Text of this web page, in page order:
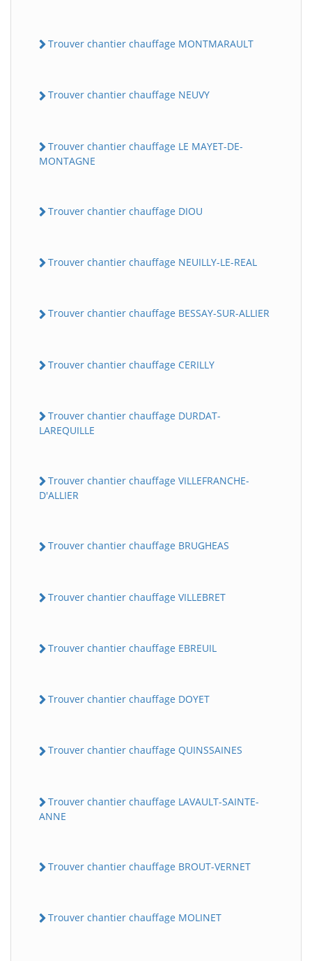
Trouver chantier chauffage MONTMARAULT
Trouver chantier chauffage NEUVY
Trouver chantier chauffage LE MAYET-DE-
MONTAGNE
Trouver chantier chauffage DIOU
Trouver chantier chauffage NEUILLY-LE-REAL
Trouver chantier chauffage BESSAY-SUR-ALLIER
Trouver chantier chauffage CERILLY
Trouver chantier chauffage DURDAT-
LAREQUILLE
Trouver chantier chauffage VILLEFRANCHE-
D'ALLIER
Trouver chantier chauffage BRUGHEAS
Trouver chantier chauffage VILLEBRET
Trouver chantier chauffage EBREUIL
Trouver chantier chauffage DOYET
Trouver chantier chauffage QUINSSAINES
Trouver chantier chauffage LAVAULT-SAINTE-
ANNE
Trouver chantier chauffage BROUT-VERNET
Trouver chantier chauffage MOLINET